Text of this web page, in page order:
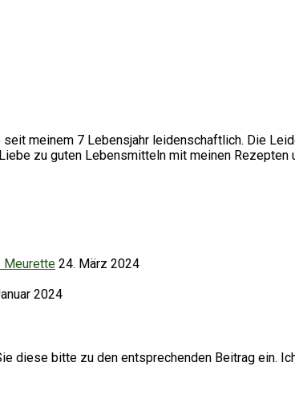
meinem 7 Lebensjahr leidenschaftlich. Die
zu guten Lebensmitteln mit meinen Rezepten
Meurette 24. März 2024
2024
diese bitte zu den entsprechenden Beitrag ein.